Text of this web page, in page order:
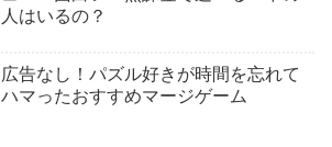
人はいるの？
広告なし！パズル好きが時間を忘れて
ハマったおすすめマージゲーム